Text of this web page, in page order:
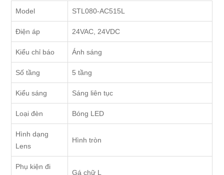
Model STL080-AC515L
Điện áp 24VAC, 24VDC
Kiểu chỉ báo Ánh sáng
Số tầng 5 tầng
Kiểu sáng Sáng liên tục
Loại đèn Bóng LED
Hình dạng
Lens
Hình tròn
Phụ kiện đi
Gá chữ L